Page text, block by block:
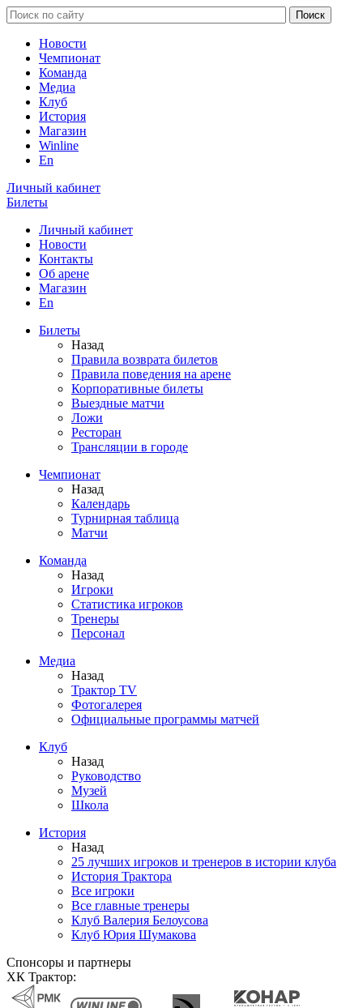
Новости
Чемпионат
Команда
Медиа
Клуб
История
Магазин
Winline
En
Личный кабинет
Билеты
Личный кабинет
Новости
Контакты
Об арене
Магазин
En
Билеты
Назад
Правила возврата билетов
Правила поведения на арене
Корпоративные билеты
Выездные матчи
Ложи
Ресторан
Трансляции в городе
Чемпионат
Назад
Календарь
Турнирная таблица
Матчи
Команда
Назад
Игроки
Статистика игроков
Тренеры
Персонал
Медиа
Назад
Трактор TV
Фотогалерея
Официальные программы матчей
Клуб
Назад
Руководство
Музей
Школа
История
Назад
25 лучших игроков и тренеров в истории клуба
История Трактора
Все игроки
Все главные тренеры
Клуб Валерия Белоусова
Клуб Юрия Шумакова
Спонсоры и партнеры
ХК Трактор: